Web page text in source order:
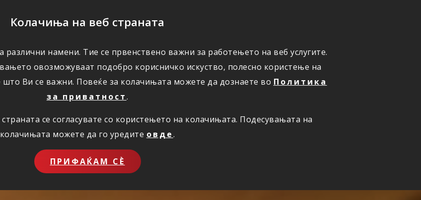
Колачиња на веб страната
различни намени. Тие се првенствено важни за работењето на веб услугите.
овозможуваат подобро корисничко искуство, полесно користење на
Ви се важни. Повеќе за колачињата можете да дознаете во Политика
за приватност.
се согласувате со користењето на колачињата. Подесувањата на
колачињата можете да го уредите овде.
ПРИФАЌАМ СЀ
КОРИСНО ЗА НАС ОНЛАЈН ПРИЈАВИ ШТЕТА